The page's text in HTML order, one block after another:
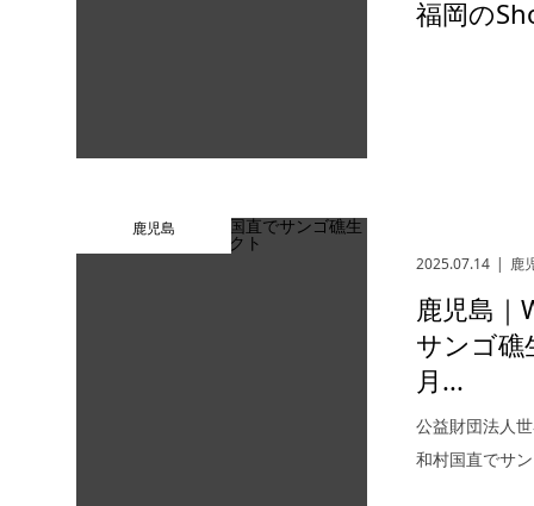
福岡の
鹿児島
2025.07.14
鹿
鹿児島｜
サンゴ礁
月...
公益財団法人
和村国直でサ